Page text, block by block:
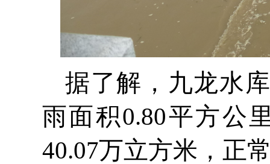
据了解，九龙水
雨面积0.80平方公
40.07万立方米，正